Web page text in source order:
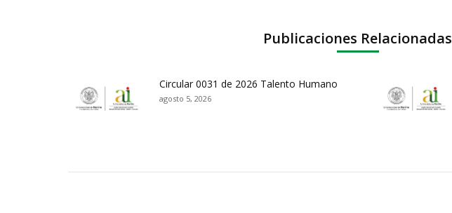
Publicaciones Relacionadas
Circular 0031 de 2026 Talento Humano
agosto 5, 2026